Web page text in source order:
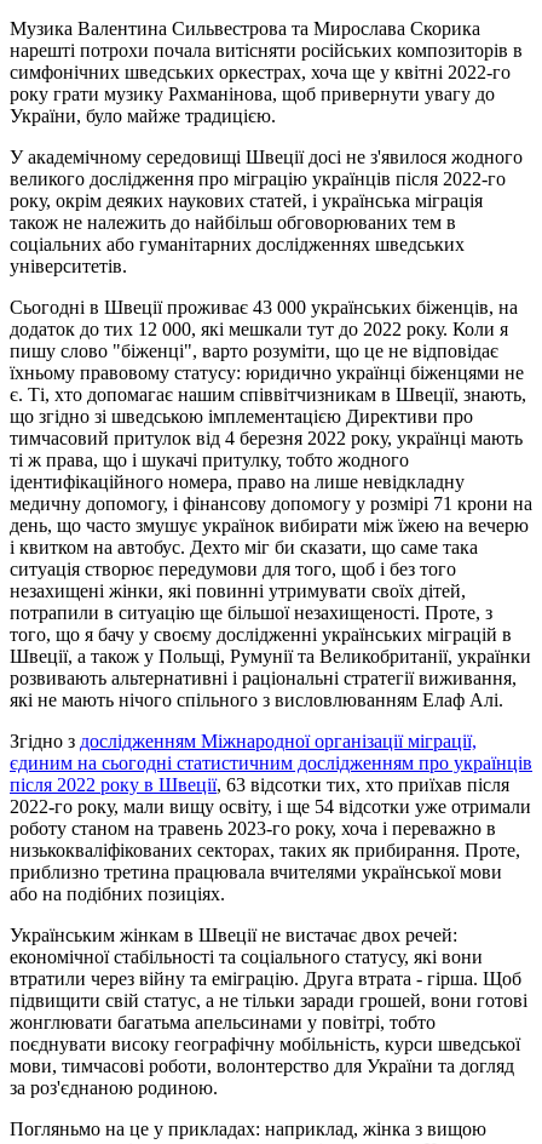
Музика Валентина Сильвестрова та Мирослава Скорика
нарешті потрохи почала витісняти російських композиторів в
симфонічних шведських оркестрах, хоча ще у квітні 2022-го
року грати музику Рахманінова, щоб привернути увагу до
України, було майже традицією.
У академічному середовищі Швеції досі не з'явилося жодного
великого дослідження про міграцію українців після 2022-го
року, окрім деяких наукових статей, і українська міграція
також не належить до найбільш обговорюваних тем в
соціальних або гуманітарних дослідженнях шведських
університетів.
Сьогодні в Швеції проживає 43 000 українських біженців, на
додаток до тих 12 000, які мешкали тут до 2022 року. Коли я
пишу слово "біженці", варто розуміти, що це не відповідає
їхньому правовому статусу: юридично українці біженцями не
є. Ті, хто допомагає нашим співвітчизникам в Швеції, знають,
що згідно зі шведською імплементацією Директиви про
тимчасовий притулок від 4 березня 2022 року, українці мають
ті ж права, що і шукачі притулку, тобто жодного
ідентифікаційного номера, право на лише невідкладну
медичну допомогу, і фінансову допомогу у розмірі 71 крони на
день, що часто змушує українок вибирати між їжею на вечерю
і квитком на автобус. Дехто міг би сказати, що саме така
ситуація створює передумови для того, щоб і без того
незахищені жінки, які повинні утримувати своїх дітей,
потрапили в ситуацію ще більшої незахищеності. Проте, з
того, що я бачу у своєму дослідженні українських міграцій в
Швеції, а також у Польщі, Румунії та Великобританії, українки
розвивають альтернативні і раціональні стратегії виживання,
які не мають нічого спільного з висловлюванням Елаф Алі.
Згідно з дослідженням Міжнародної організації міграції,
єдиним на сьогодні статистичним дослідженням про українців
після 2022 року в Швеції, 63 відсотки тих, хто приїхав після
2022-го року, мали вищу освіту, і ще 54 відсотки уже отримали
роботу станом на травень 2023-го року, хоча і переважно в
низькокваліфікованих cекторах, таких як прибирання. Проте,
приблизно третина працювала вчителями української мови
або на подібних позиціях.
Українським жінкам в Швеції не вистачає двох речей:
економічної стабільності та соціального статусу, які вони
втратили через війну та еміграцію. Друга втрата - гірша. Щоб
підвищити свій статус, а не тільки заради грошей, вони готові
жонглювати багатьма апельсинами у повітрі, тобто
поєднувати високу географічну мобільність, курси шведської
мови, тимчасові роботи, волонтерство для України та догляд
за роз'єднаною родиною.
Погляньмо на це у прикладах: наприклад, жінка з вищою